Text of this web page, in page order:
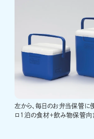
左から、毎日のお弁当保管に便
ロ1泊の食材＋飲み物保管向